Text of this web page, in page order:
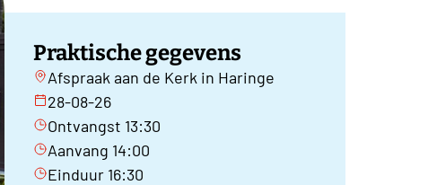
Praktische gegevens
Afspraak aan de Kerk in Haringe
28-08-26
Ontvangst 13:30
Aanvang 14:00
Einduur 16:30